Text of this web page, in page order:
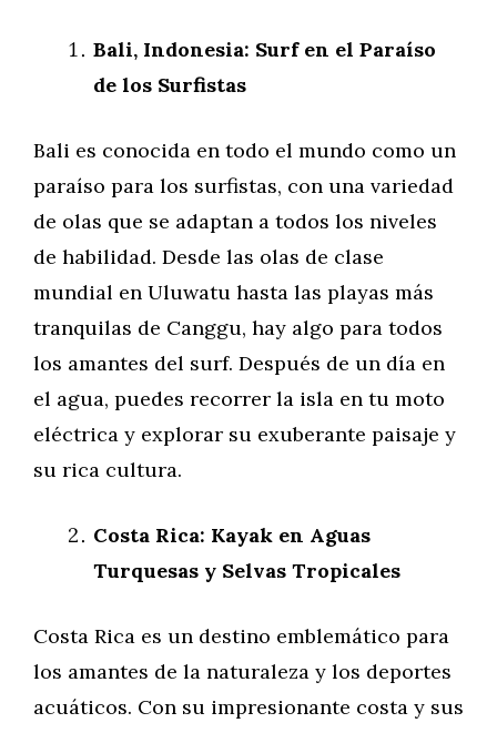
Bali, Indonesia: Surf en el Paraíso
de los Surfistas
Bali es conocida en todo el mundo como un
paraíso para los surfistas, con una variedad
de olas que se adaptan a todos los niveles
de habilidad. Desde las olas de clase
mundial en Uluwatu hasta las playas más
tranquilas de Canggu, hay algo para todos
los amantes del surf. Después de un día en
el agua, puedes recorrer la isla en tu moto
eléctrica y explorar su exuberante paisaje y
su rica cultura.
Costa Rica: Kayak en Aguas
Turquesas y Selvas Tropicales
Costa Rica es un destino emblemático para
los amantes de la naturaleza y los deportes
acuáticos. Con su impresionante costa y sus